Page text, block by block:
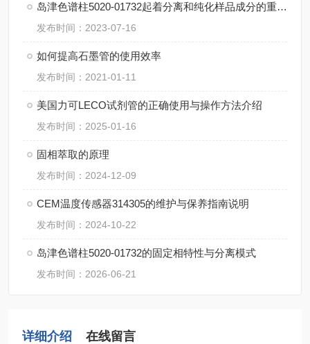
岛津色谱柱5020-01732起着分离和纯化样品成分的重要作用
发布时间：2023-07-16
如何提高石墨管的使用效率
发布时间：2021-01-11
美国力可LECO试剂管的正确使用与操作方法介绍
发布时间：2025-01-16
固相萃取的原理
发布时间：2024-12-09
CEM温度传感器314305的维护与保养指南说明
发布时间：2024-10-22
岛津色谱柱5020-01732的固定相特性与分离模式
发布时间：2026-06-21
详细介绍 在线留言